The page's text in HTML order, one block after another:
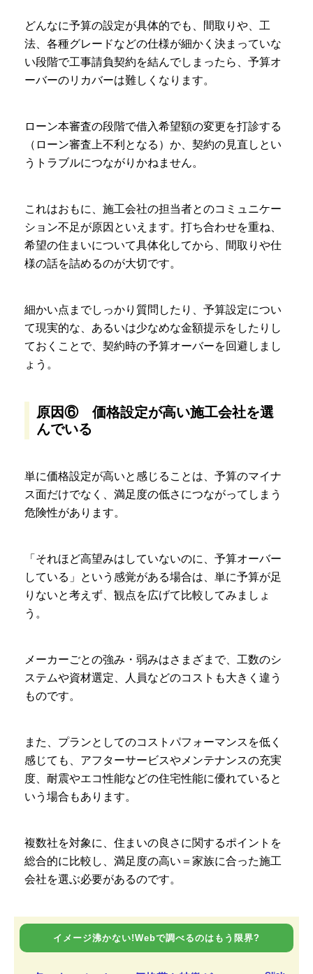
どんなに予算の設定が具体的でも、間取りや、工
法、各種グレードなどの仕様が細かく決まっていな
い段階で工事請負契約を結んでしまったら、予算オ
ーバーのリカバーは難しくなります。
ローン本審査の段階で借入希望額の変更を打診する
（ローン審査上不利となる）か、契約の見直しとい
うトラブルにつながりかねません。
これはおもに、施工会社の担当者とのコミュニケー
ション不足が原因といえます。打ち合わせを重ね、
希望の住まいについて具体化してから、間取りや仕
様の話を詰めるのが大切です。
細かい点までしっかり質問したり、予算設定につい
て現実的な、あるいは少なめな金額提示をしたりし
ておくことで、契約時の予算オーバーを回避しまし
ょう。
原因⑥ 価格設定が高い施工会社を選
んでいる
単に価格設定が高いと感じることは、予算のマイナ
ス面だけでなく、満足度の低さにつながってしまう
危険性があります。
「それほど高望みはしていないのに、予算オーバー
している」という感覚がある場合は、単に予算が足
りないと考えず、観点を広げて比較してみましょ
う。
メーカーごとの強み・弱みはさまざまで、工数のシ
ステムや資材選定、人員などのコストも大きく違う
ものです。
また、プランとしてのコストパフォーマンスを低く
感じても、アフターサービスやメンテナンスの充実
度、耐震やエコ性能などの住宅性能に優れていると
いう場合もあります。
複数社を対象に、住まいの良さに関するポイントを
総合的に比較し、満足度の高い＝家族に合った施工
会社を選ぶ必要があるのです。
イメージ沸かない!Webで調べるのはもう限界?